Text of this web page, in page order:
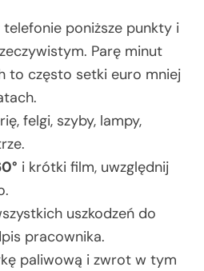
poniższe punkty i
Parę minut
to często setki euro mniej
felgi, szyby, lampy,
i krótki film, uwzględnij
uszkodzeń do
pracownika.
paliwową i zwrot w tym